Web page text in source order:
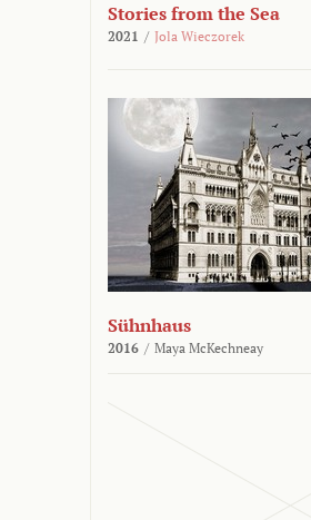
Stories from the Sea
2021 / Jola Wieczorek
Sühnhaus
2016 / Maya McKechneay